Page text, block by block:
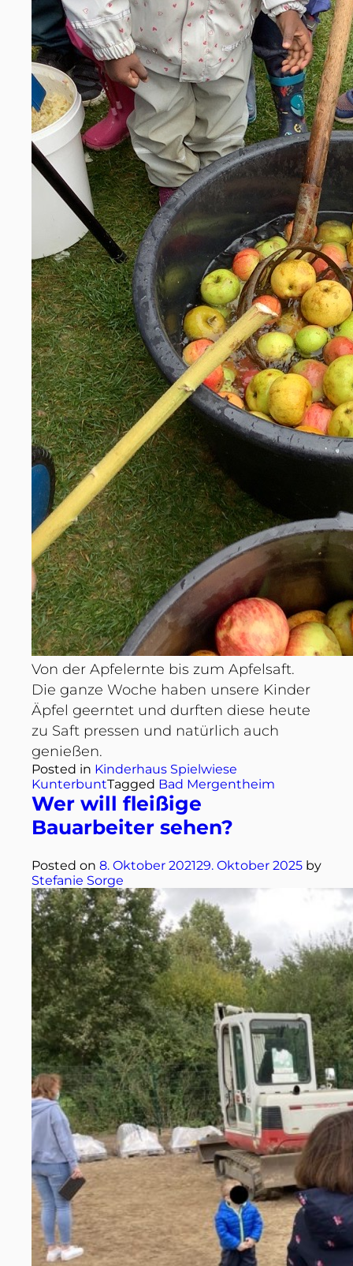
Von der Apfelernte bis zum Apfelsaft.
Die ganze Woche haben unsere Kinder
Äpfel geerntet und durften diese heute
zu Saft pressen und natürlich auch
genießen.
Posted in Kinderhaus Spielwiese
KunterbuntTagged Bad Mergentheim
Wer will fleißige
Bauarbeiter sehen?
Posted on 8. Oktober 202129. Oktober 2025 by
Stefanie Sorge